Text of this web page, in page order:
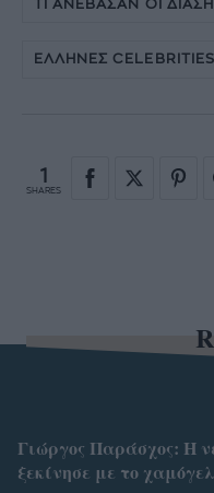
ΤΙ ΑΝΕΒΑΣΑΝ ΟΙ
ΕΛΛΗΝΕΣ CELEBRITIES
1
SHARES
Γιώργος Παράσχος: Η
ξεκίνησε με το